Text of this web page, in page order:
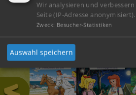
Wir analysieren und
Seite (IP-Adresse anonymisiert).
Zweck: Besucher-Statistiken
Auswahl speichern